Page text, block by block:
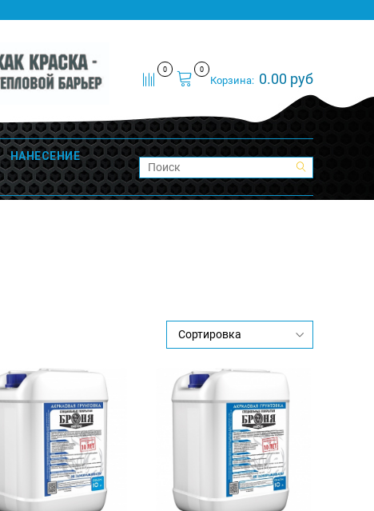
0 0
Корзина: 0.00 руб
НАНЕСЕНИЕ